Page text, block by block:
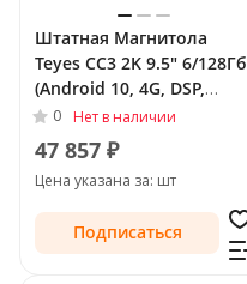
Штатная Магнитола
Teyes CC3 2K 9.5" 6/128Гб
(Android 10, 4G, DSP,
QLed) для Toyota Land
Cruiser Prado 150 Series
2009 - 2013 Тип-B
0 Нет в наличии
47 857 ₽
Цена указана за: шт
Подписаться